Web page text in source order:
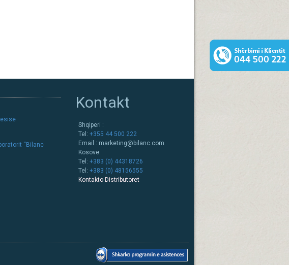
“Bilanc
Kontakt
Shqiperi :
Tel: +355 44 500 222
Email : marketing@bilanc.com
Kosove:
Tel: +383 (0) 44318726
Tel: +383 (0) 48156555
Kontakto Distributoret